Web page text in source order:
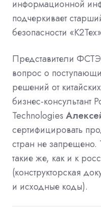
информационной
подчеркивает
безопасности «К2Тех»
Представители
вопрос о
решений от
бизнес-консультант
Technologies
сертифицировать
стран не запрещено.
такие же, как и к
(конструкторская
и исходные коды).